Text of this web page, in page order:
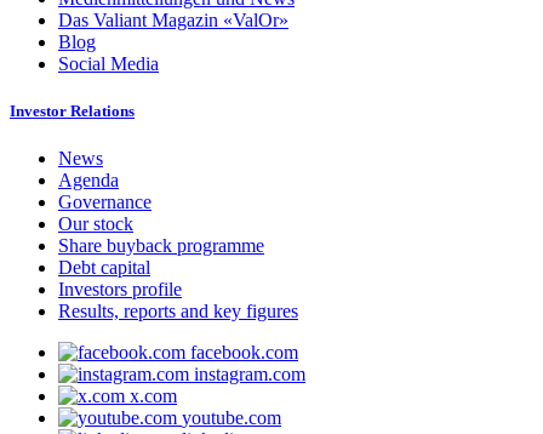
Das Valiant Magazin «ValOr»
Blog
Social Media
Investor Relations
News
Agenda
Governance
Our stock
Share buyback programme
Debt capital
Investors profile
Results, reports and key figures
facebook.com
instagram.com
x.com
youtube.com